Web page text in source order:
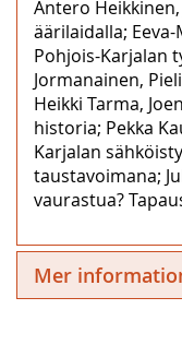
Antero
äärilaidalla;
Pohjois-Karjalan
Jormanainen,
Heikki Tarma,
historia; Pekka
Karjalan
taustavoimana;
vaurastua?
Mer